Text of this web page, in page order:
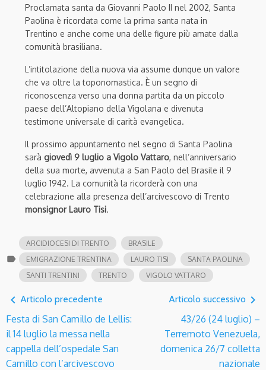
Proclamata santa da Giovanni Paolo II nel 2002, Santa
Paolina è ricordata come la prima santa nata in
Trentino e anche come una delle figure più amate dalla
comunità brasiliana.
L’intitolazione della nuova via assume dunque un valore
che va oltre la toponomastica. È un segno di
riconoscenza verso una donna partita da un piccolo
paese dell’Altopiano della Vigolana e divenuta
testimone universale di carità evangelica.
Il prossimo appuntamento nel segno di Santa Paolina
sarà giovedì 9 luglio a Vigolo Vattaro, nell’anniversario
della sua morte, avvenuta a San Paolo del Brasile il 9
luglio 1942. La comunità la ricorderà con una
celebrazione alla presenza dell’arcivescovo di Trento
monsignor Lauro Tisi.
label
ARCIDIOCESI DI TRENTO
BRASILE
EMIGRAZIONE TRENTINA
LAURO TISI
SANTA PAOLINA
SANTI TRENTINI
TRENTO VIGOLO VATTARO
navigate_before Articolo precedente
Festa di San Camillo de Lellis:
il 14 luglio la messa nella
cappella dell’ospedale San
Camillo con l’arcivescovo
Articolo successivo navigate_next
43/26 (24 luglio) –
Terremoto Venezuela,
domenica 26/7 colletta
nazionale